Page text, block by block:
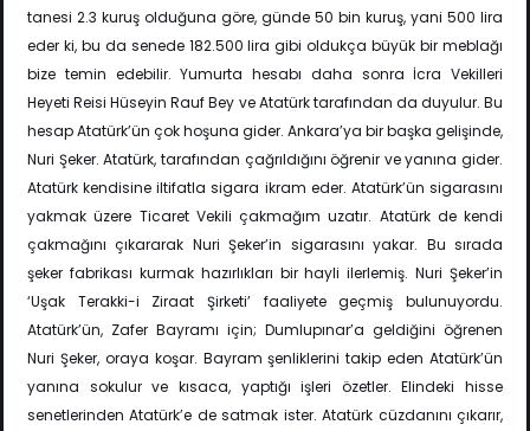
tanesi 2.3 kuruş olduğuna göre, günde 50 bin kuruş, yani 500 lira
eder ki, bu da senede 182.500 lira gibi oldukça büyük bir meblağı
bize temin edebilir. Yumurta hesabı daha sonra İcra Vekilleri
Heyeti Reisi Hüseyin Rauf Bey ve Atatürk tarafından da duyulur. Bu
hesap Atatürk’ün çok hoşuna gider. Ankara’ya bir başka gelişinde,
Nuri Şeker. Atatürk, tarafından çağrıldığını öğrenir ve yanına gider.
Atatürk kendisine iltifatla sigara ikram eder. Atatürk’ün sigarasını
yakmak üzere Ticaret Vekili çakmağım uzatır. Atatürk de kendi
çakmağını çıkararak Nuri Şeker’in sigarasını yakar. Bu sırada
şeker fabrikası kurmak hazırlıkları bir hayli ilerlemiş. Nuri Şeker’in
‘Uşak Terakki-i Ziraat Şirketi’ faaliyete geçmiş bulunuyordu.
Atatürk’ün, Zafer Bayramı için; Dumlupınar’a geldiğini öğrenen
Nuri Şeker, oraya koşar. Bayram şenliklerini takip eden Atatürk’ün
yanına sokulur ve kısaca, yaptığı işleri özetler. Elindeki hisse
senetlerinden Atatürk’e de satmak ister. Atatürk cüzdanını çıkarır,